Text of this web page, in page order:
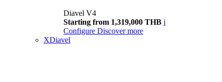
Diavel V4
Starting from 1,319,000 THB i
Configure Discover more
XDiavel